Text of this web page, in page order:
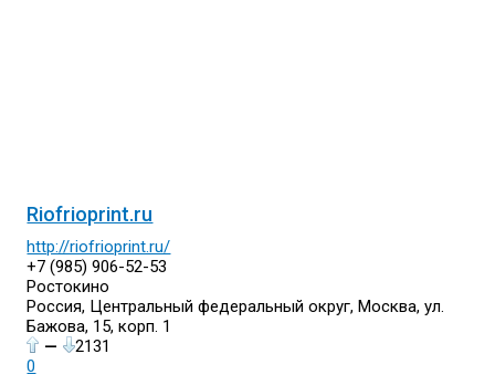
Riofrioprint.ru
http://riofrioprint.ru/
+7 (985) 906-52-53
Ростокино
Россия, Центральный федеральный округ, Москва, ул.
Бажова, 15, корп. 1
—
2131
0